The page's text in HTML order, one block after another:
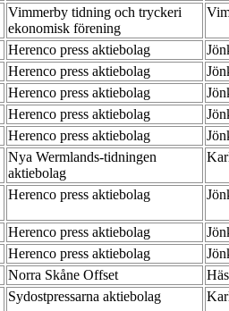
Vimmerby tidning och tryckeri
ekonomisk förening
Herenco press aktiebolag
Herenco press aktiebolag
Herenco press aktiebolag
Herenco press aktiebolag
Herenco press aktiebolag
Nya Wermlands-tidningen
aktiebolag
Herenco press aktiebolag
Herenco press aktiebolag
Herenco press aktiebolag
Norra Skåne Offset
Sydostpressarna aktiebolag